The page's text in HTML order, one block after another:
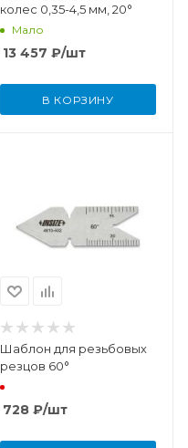
колес 0,35-4,5 мм, 20°
Мало
13 457 ₽/шт
В КОРЗИНУ
Шаблон для резьбовых
резцов 60°
728 ₽/шт